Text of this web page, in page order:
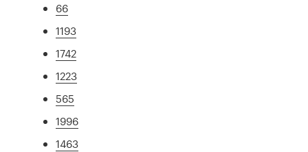
66
1193
1742
1223
565
1996
1463